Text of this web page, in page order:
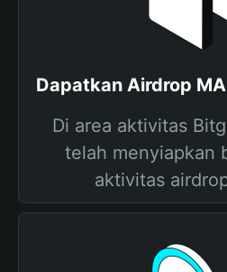
Dapatkan Airdrop
Di area aktivitas
telah menyiapkan
aktivitas